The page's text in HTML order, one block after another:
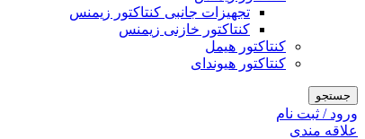
تجهیزات جانبی کنتاکتور زیمنس
کنتاکتور خازنی زیمنس
کنتاکتور هیمل
کنتاکتور هیوندای
جستجو
ورود / ثبت نام
علاقه مندی